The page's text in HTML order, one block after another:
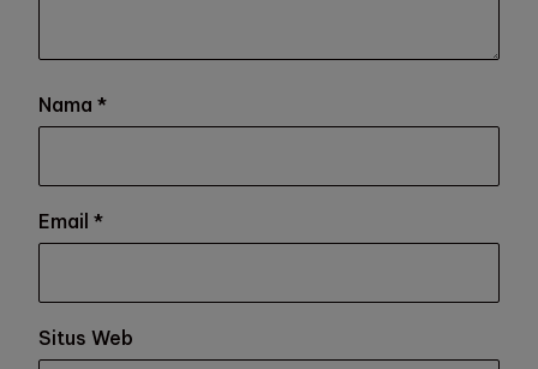
Nama *
Email *
Situs Web